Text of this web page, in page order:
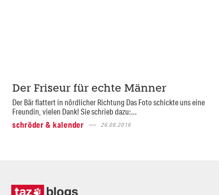
Der Friseur für echte Männer
Der Bär flattert in nördlicher Richtung Das Foto schickte uns eine
Freundin, vielen Dank! Sie schrieb dazu:...
schröder & kalender
26.08.2016